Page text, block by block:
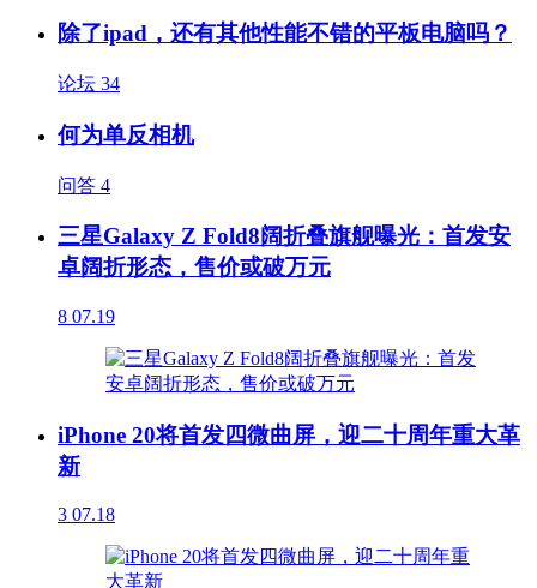
除了ipad，还有其他性能不错的平板电脑吗？
论坛 34
何为单反相机
问答 4
三星Galaxy Z Fold8阔折叠旗舰曝光：首发安
卓阔折形态，售价或破万元
8 07.19
iPhone 20将首发四微曲屏，迎二十周年重大革
新
3 07.18